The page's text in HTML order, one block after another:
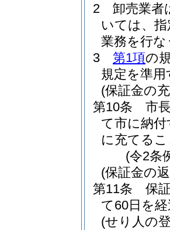
2
卸売業者
いては、
業務を行
3
第1項の
規定を準用
(保証金の
第10条
市
て市に納
に充てる
(令2条
(保証金の
第11条
保
て60日を
(せり人の